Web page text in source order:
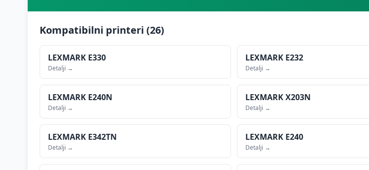
Kompatibilni printeri (26)
LEXMARK E330
Detalji →
LEXMARK E232
Detalji →
LEXMARK E240N
Detalji →
LEXMARKX203N
Detalji →
LEXMARK E342TN
Detalji →
LEXMARK E240
Detalji →